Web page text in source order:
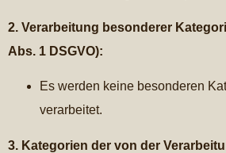
2. Verarbeitung besonderer
Abs. 1 DSGVO):
Es werden keine besonderen
verarbeitet.
3. Kategorien der von der